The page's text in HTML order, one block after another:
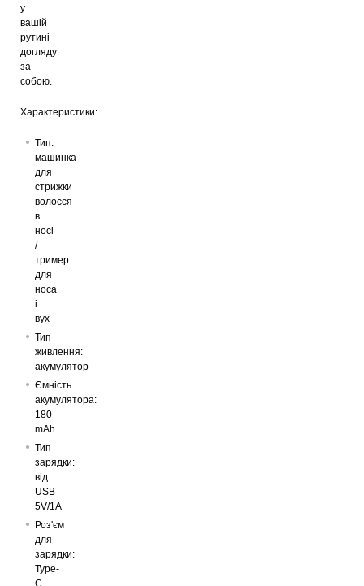
у
вашій
рутині
догляду
за
собою.
Характеристики:
Тип:
машинка
для
стрижки
волосся
в
носі
/
тример
для
носа
і
вух
Тип
живлення:
акумулятор
Ємність
акумулятора:
180
mAh
Тип
зарядки:
від
USB
5V/1A
Роз'єм
для
зарядки:
Type-
C